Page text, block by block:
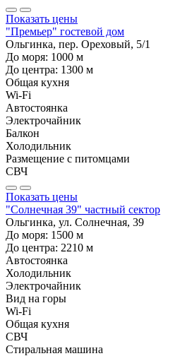
Показать цены
"Премьер" гостевой дом
Ольгинка, пер. Ореховый, 5/1
До моря: 1000 м
До центра: 1300 м
Общая кухня
Wi-Fi
Автостоянка
Электрочайник
Балкон
Холодильник
Размещение с питомцами
СВЧ
Показать цены
"Солнечная 39" частный сектор
Ольгинка, ул. Солнечная, 39
До моря: 1500 м
До центра: 2210 м
Автостоянка
Холодильник
Электрочайник
Вид на горы
Wi-Fi
Общая кухня
СВЧ
Стиральная машина